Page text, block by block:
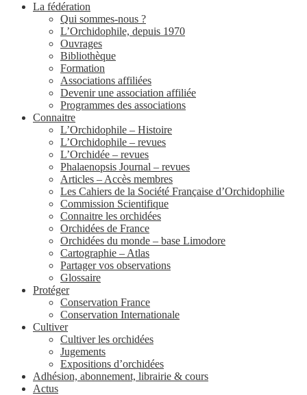
La fédération
Qui sommes-nous ?
L’Orchidophile, depuis 1970
Ouvrages
Bibliothèque
Formation
Associations affiliées
Devenir une association affiliée
Programmes des associations
Connaitre
L’Orchidophile – Histoire
L’Orchidophile – revues
L’Orchidée – revues
Phalaenopsis Journal – revues
Articles – Accès membres
Les Cahiers de la Société Française d’Orchidophilie
Commission Scientifique
Connaitre les orchidées
Orchidées de France
Orchidées du monde – base Limodore
Cartographie – Atlas
Partager vos observations
Glossaire
Protéger
Conservation France
Conservation Internationale
Cultiver
Cultiver les orchidées
Jugements
Expositions d’orchidées
Adhésion, abonnement, librairie & cours
Actus